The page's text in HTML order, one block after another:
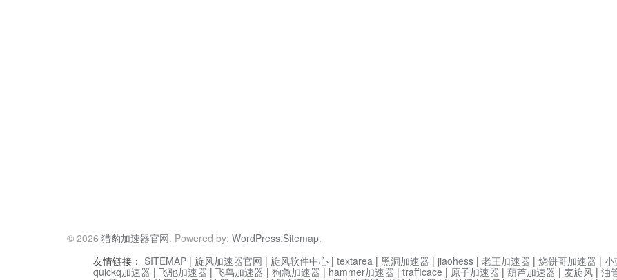
© 2026 猎豹加速器官网. Powered by: WordPress.Sitemap.
友情链接： SITEMAP | 旋风加速器官网 | 旋风软件中心 | textarea | 黑洞加速器 | jiaohess | 老王加速器 | 烧饼哥加速器 | 小
quickq加速器 | 飞驰加速器 | 飞鸟加速器 | 狗急加速器 | hammer加速器 | trafficace | 原子加速器 | 葫芦加速器 | 麦旋风 | 油